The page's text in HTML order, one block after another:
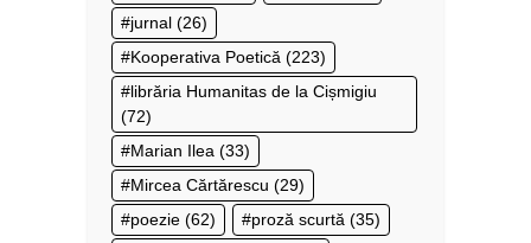
jurnal (26)
Kooperativa Poetică (223)
librăria Humanitas de la Cișmigiu
(72)
Marian Ilea (33)
Mircea Cărtărescu (29)
poezie (62) proză scurtă (35)